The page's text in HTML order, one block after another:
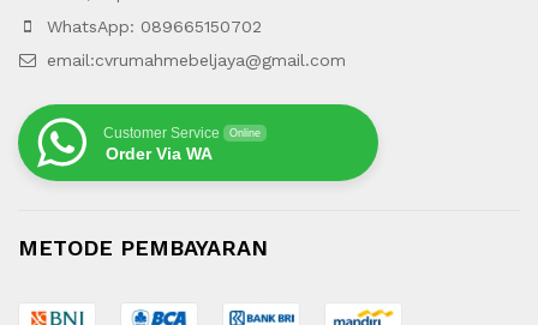
WhatsApp: 089665150702
email:cvrumahmebeljaya@gmail.com
Customer Service Online
Order Via WA
METODE PEMBAYARAN